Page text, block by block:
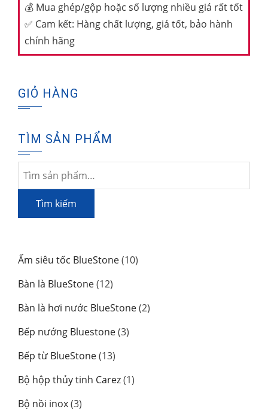
💰 Mua ghép/gộp hoặc số lượng nhiều giá rất tốt
✅ Cam kết: Hàng chất lượng, giá tốt, bảo hành
chính hãng
GIỎ HÀNG
TÌM SẢN PHẨM
Tìm
kiếm:
Tìm kiếm
Ấm siêu tốc BlueStone 1010
Bàn là BlueStone 1212
Bàn là hơi nước BlueStone 22
Bếp nướng Bluestone 33
Bếp từ BlueStone 1313
phẩm
Bộ hộp thủy tinh Carez 11
Bộ nồi inox 33